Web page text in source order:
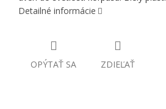
Detailné informácie
OPÝTAŤ SA ZDIEĽAŤ